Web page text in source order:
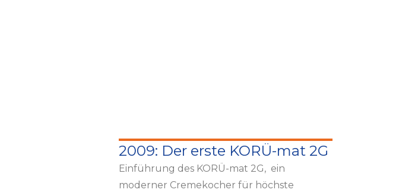
2009: Der erste KORÜ-mat 2G
Einführung des KORÜ-mat 2G, ein
moderner Cremekocher für höchste